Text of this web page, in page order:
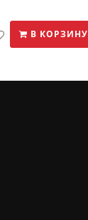
В КОРЗИНУ